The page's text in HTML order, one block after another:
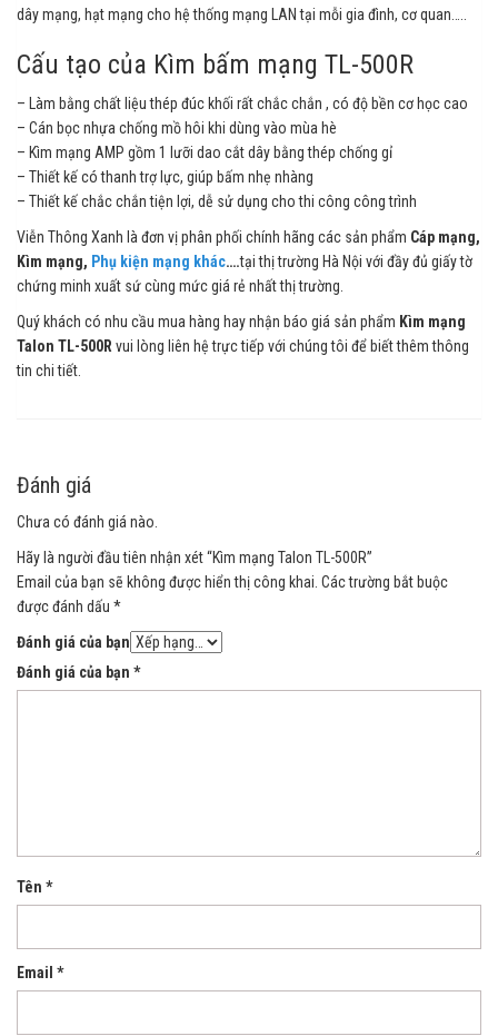
dây mạng, hạt mạng cho hệ thống mạng LAN tại mỗi gia đình, cơ quan…..
Cấu tạo của Kìm bấm mạng TL-500R
– Làm bằng chất liệu thép đúc khối rất chắc chắn , có độ bền cơ học cao
– Cán bọc nhựa chống mồ hôi khi dùng vào mùa hè
– Kìm mạng AMP gồm 1 lưỡi dao cắt dây bằng thép chống gỉ
– Thiết kế có thanh trợ lực, giúp bấm nhẹ nhàng
– Thiết kế chắc chắn tiện lợi, dễ sử dụng cho thi công công trình
Viễn Thông Xanh là đơn vị phân phối chính hãng các sản phẩm Cáp mạng,
Kìm mạng, Phụ kiện mạng khác….tại thị trường Hà Nội với đầy đủ giấy tờ
chứng minh xuất sứ cùng mức giá rẻ nhất thị trường.
Quý khách có nhu cầu mua hàng hay nhận báo giá sản phẩm Kìm mạng
Talon TL-500R vui lòng liên hệ trực tiếp với chúng tôi để biết thêm thông
tin chi tiết.
Đánh giá
Chưa có đánh giá nào.
Hãy là người đầu tiên nhận xét “Kìm mạng Talon TL-500R”
Email của bạn sẽ không được hiển thị công khai. Các trường bắt buộc
được đánh dấu *
Đánh giá của bạn
Đánh giá của bạn *
Tên *
Email *